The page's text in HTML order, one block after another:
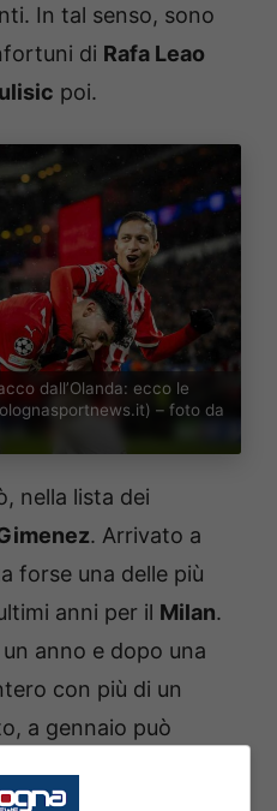
In tal senso, sono
di Rafa Leao
poi.
dall’Olanda: ecco le
– foto da
nella lista dei
. Arrivato a
forse una delle più
anni per il Milan.
anno e dopo una
con più di un
a gennaio può
può essere molto